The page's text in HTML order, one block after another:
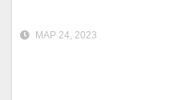
ΜΑΡ 24, 2023